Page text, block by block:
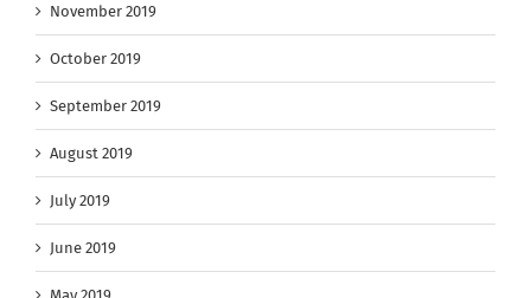
November 2019
October 2019
September 2019
August 2019
July 2019
June 2019